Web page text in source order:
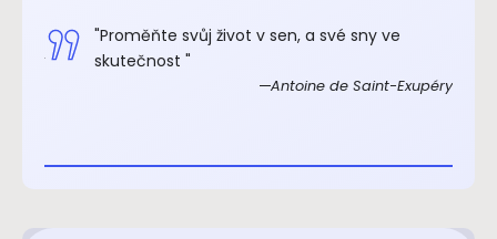
"Proměňte svůj život v sen, a své sny ve
skutečnost "
Antoine de Saint-Exupéry